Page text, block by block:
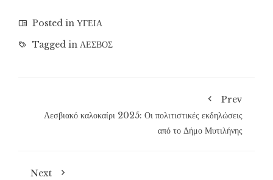
Posted in ΥΓΕΙΑ
Tagged in ΛΕΣΒΟΣ
Prev
Λεσβιακό καλοκαίρι 2025: Οι πολιτιστικές εκδηλώσεις
από το Δήμο Μυτιλήνης
Next